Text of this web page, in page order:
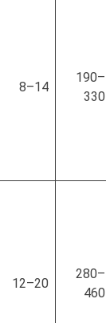
8–14
190–
330
12–20
280–
460